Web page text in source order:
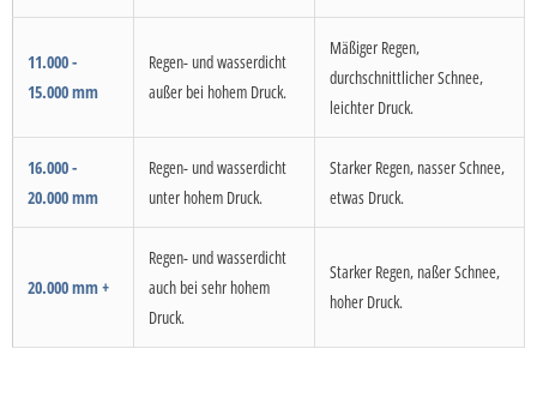
11.000 -
15.000 mm
Regen- und wasserdicht
außer bei hohem Druck.
Mäßiger Regen,
durchschnittlicher Schnee,
leichter Druck.
16.000 -
20.000 mm
Regen- und wasserdicht
unter hohem Druck.
Starker Regen, nasser Schnee,
etwas Druck.
20.000 mm +
Regen- und wasserdicht
auch bei sehr hohem
Druck.
Starker Regen, naßer Schnee,
hoher Druck.